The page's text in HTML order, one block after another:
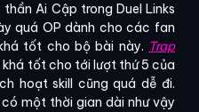
Ai Cập trong Duel Links
quá OP dành cho các fan
tốt cho bộ bài này. Trap
tốt cho tới lượt thứ 5 của
hoạt skill cũng quá dễ đi.
một thời gian dài như vậy